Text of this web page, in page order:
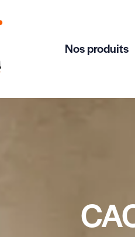
Nos produits